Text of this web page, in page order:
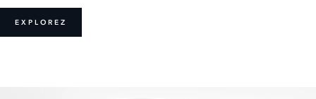
EXPLOREZ